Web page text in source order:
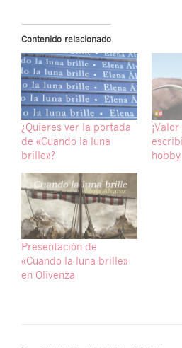
Contenido relacionado
¿Quieres ver la portada
de «Cuando la luna
brille»?
hobby
Presentación de
«Cuando la luna brille»
en Olivenza